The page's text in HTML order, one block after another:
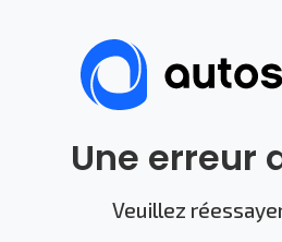
Une erreur
Veuillez